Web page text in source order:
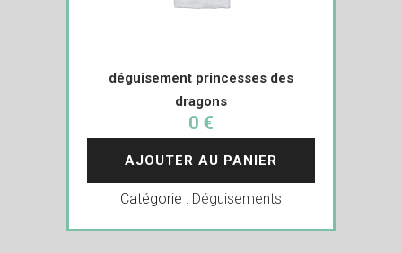
déguisement princesses des
dragons
0 €
AJOUTER AU PANIER
Catégorie : Déguisements